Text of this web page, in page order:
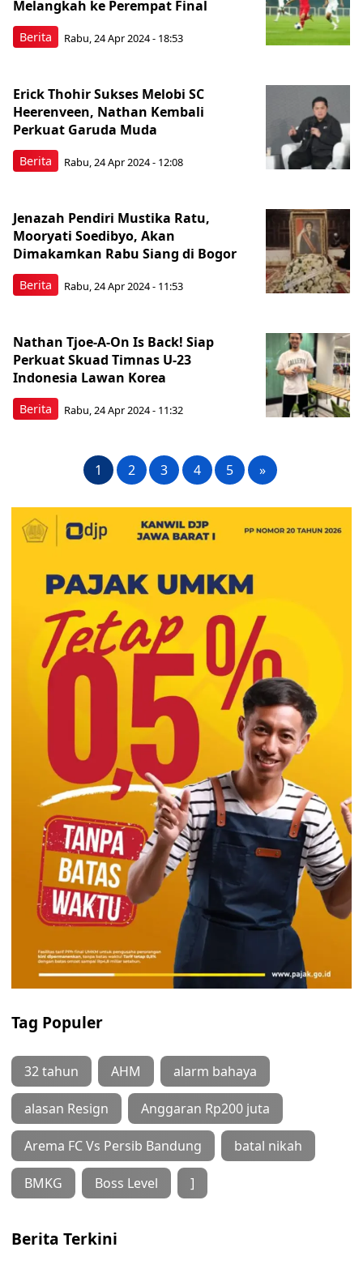
Berita
Melangkah ke Perempat Final
Rabu, 24 Apr 2024 - 18:53
Berita
Erick Thohir Sukses Melobi SC
Heerenveen, Nathan Kembali
Perkuat Garuda Muda
Rabu, 24 Apr 2024 - 12:08
Berita
Jenazah Pendiri Mustika Ratu,
Mooryati Soedibyo, Akan
Dimakamkan Rabu Siang di Bogor
Rabu, 24 Apr 2024 - 11:53
Berita
Nathan Tjoe-A-On Is Back! Siap
Perkuat Skuad Timnas U-23
Indonesia Lawan Korea
Rabu, 24 Apr 2024 - 11:32
1 2 3 4 5 »
Tag Populer
32 tahun AHM alarm bahaya
alasan Resign Anggaran Rp200 juta
Arema FC Vs Persib Bandung batal nikah
BMKG Boss Level ]
Berita Terkini